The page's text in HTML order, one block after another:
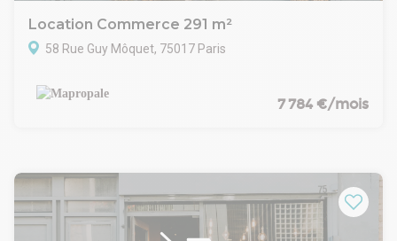
Location Commerce 291 m²
58 Rue Guy Môquet, 75017 Paris
7 784 €/mois